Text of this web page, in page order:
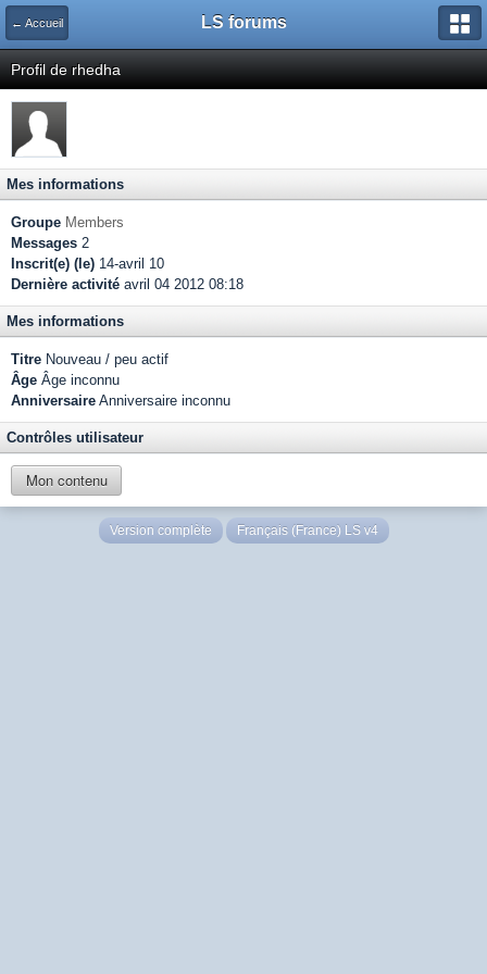
← Accueil LS forums
Profil de rhedha
Mes informations
Groupe Members
Messages 2
Inscrit(e) (le) 14-avril 10
Dernière activité avril 04 2012 08:18
Mes informations
Titre Nouveau / peu actif
Âge Âge inconnu
Anniversaire Anniversaire inconnu
Contrôles utilisateur
Mon contenu
Version complète Français (France) LS v4